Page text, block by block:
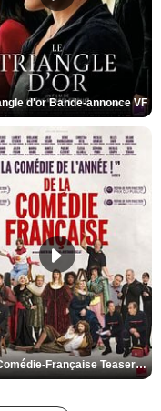
d'or Bande-annonce VF
De la Comédie-Française Teaser VF